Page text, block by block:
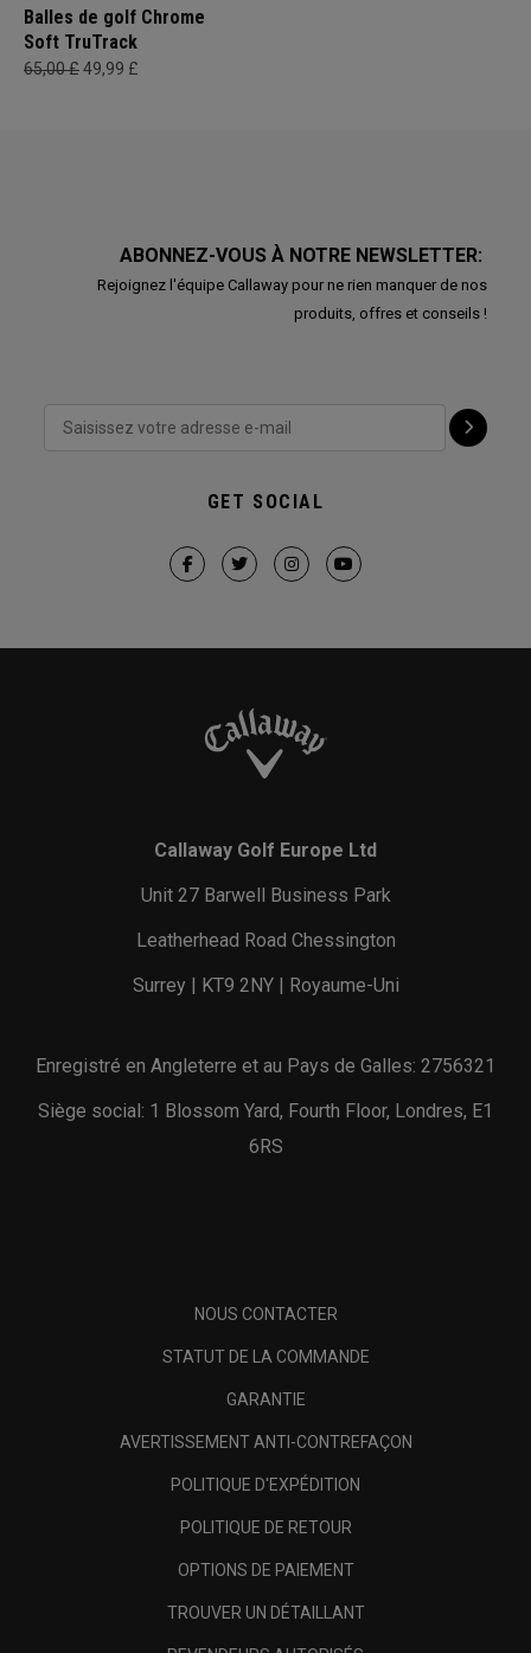
Balles de golf Chrome
Soft TruTrack
65,00 £49,99 £
ABONNEZ-VOUS À NOTRE NEWSLETTER:
Rejoignez l'équipe Callaway pour ne rien manquer de nos
produits, offres et conseils !
GET SOCIAL
Callaway Golf Europe Ltd
Unit 27 Barwell Business Park
Leatherhead Road Chessington
Surrey | KT9 2NY | Royaume-Uni
Enregistré en Angleterre et au Pays de Galles: 2756321
Siège social: 1 Blossom Yard, Fourth Floor, Londres, E1
6RS
NOUS CONTACTER
STATUT DE LA COMMANDE
GARANTIE
AVERTISSEMENT ANTI-CONTREFAÇON
POLITIQUE D'EXPÉDITION
POLITIQUE DE RETOUR
OPTIONS DE PAIEMENT
TROUVER UN DÉTAILLANT